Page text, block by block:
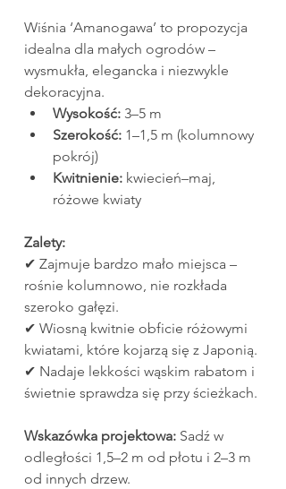
Wiśnia ‘Amanogawa’ to propozycja
idealna dla małych ogrodów –
wysmukła, elegancka i niezwykle
dekoracyjna.
Wysokość: 3–5 m
Szerokość: 1–1,5 m (kolumnowy
pokrój)
Kwitnienie: kwiecień–maj,
różowe kwiaty
Zalety:
✔ Zajmuje bardzo mało miejsca –
rośnie kolumnowo, nie rozkłada
szeroko gałęzi.
✔ Wiosną kwitnie obficie różowymi
kwiatami, które kojarzą się z Japonią.
✔ Nadaje lekkości wąskim rabatom i
świetnie sprawdza się przy ścieżkach.
Wskazówka projektowa: Sadź w
odległości 1,5–2 m od płotu i 2–3 m
od innych drzew.